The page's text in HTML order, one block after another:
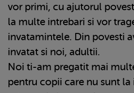
vor primi, cu ajutorul
la multe intrebari si vor
invatamintele. Din povesti
invatat si noi, adultii.
Noi ti-am pregatit mai
pentru copii care nu sunt la